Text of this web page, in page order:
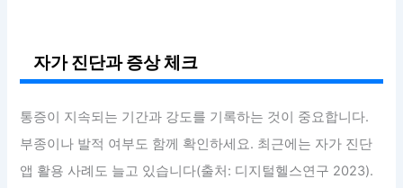
자가 진단과 증상 체크
통증이 지속되는 기간과 강도를 기록하는 것이 중요합니다.
부종이나 발적 여부도 함께 확인하세요. 최근에는 자가 진단
앱 활용 사례도 늘고 있습니다(출처: 디지털헬스연구 2023).